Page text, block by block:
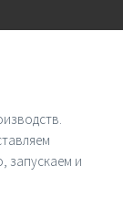
запускаем и